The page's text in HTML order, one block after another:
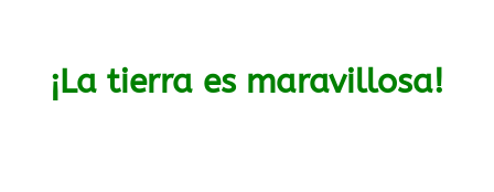
¡La tierra es maravillosa!